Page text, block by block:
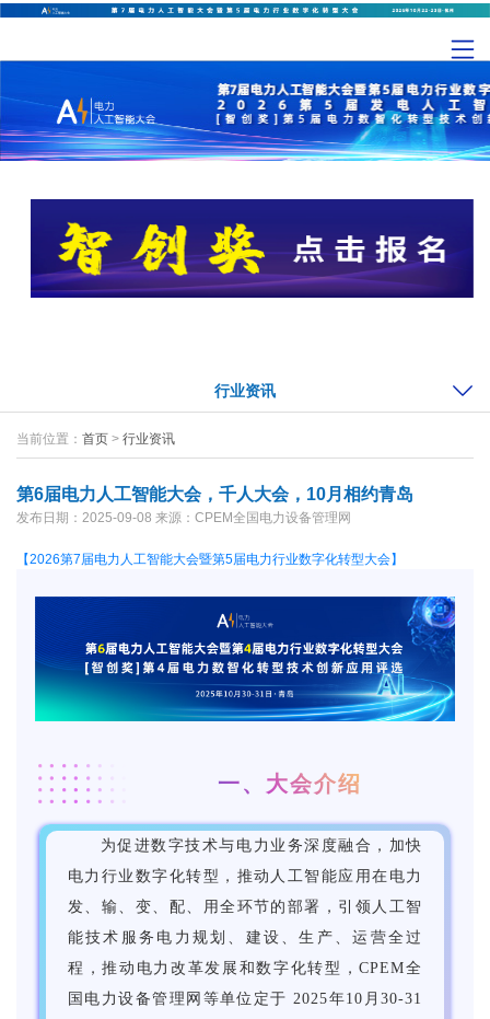
行业资讯
当前位置： 首页 > 行业资讯
第6届电力人工智能大会，千人大会，10月相约青岛
发布日期：2025-09-08 来源：CPEM全国电力设备管理网
【2026第7届电力人工智能大会暨第5届电力行业数字化转型大会】
一、大会介绍
为促进数字技术与电力业务深度融合，加快
电力行业数字化转型，推动人工智能应用在电力
发、输、变、配、用全环节的部署，引领人工智
能技术服务电力规划、建设、生产、运营全过
程，推动电力改革发展和数字化转型，CPEM全
国电力设备管理网等单位定于 2025年10月30-31